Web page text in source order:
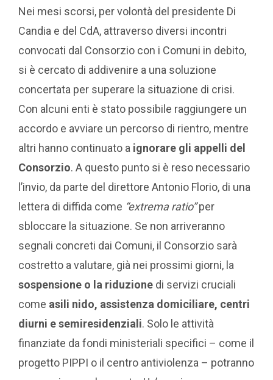
Nei mesi scorsi, per volontà del presidente Di
Candia e del CdA, attraverso diversi incontri
convocati dal Consorzio con i Comuni in debito,
si è cercato di addivenire a una soluzione
concertata per superare la situazione di crisi.
Con alcuni enti è stato possibile raggiungere un
accordo e avviare un percorso di rientro, mentre
altri hanno continuato a ignorare gli appelli del
Consorzio. A questo punto si è reso necessario
l’invio, da parte del direttore Antonio Florio, di una
lettera di diffida come “extrema ratio”per
sbloccare la situazione. Se non arriveranno
segnali concreti dai Comuni, il Consorzio sarà
costretto a valutare, già nei prossimi giorni, la
sospensione o la riduzione di servizi cruciali
come asili nido, assistenza domiciliare, centri
diurni e semiresidenziali. Solo le attività
finanziate da fondi ministeriali specifici – come il
progetto PIPPI o il centro antiviolenza – potranno